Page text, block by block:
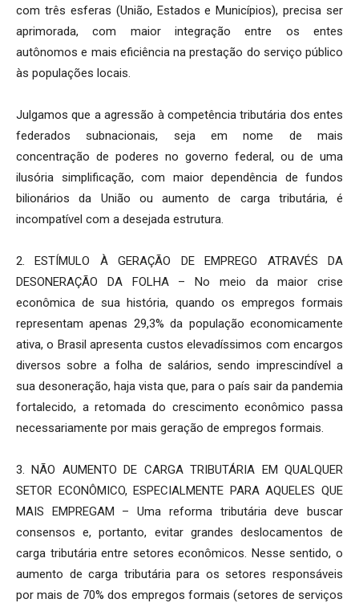
com três esferas (União, Estados e Municípios), precisa ser
aprimorada, com maior integração entre os entes
autônomos e mais eficiência na prestação do serviço público
às populações locais.
Julgamos que a agressão à competência tributária dos entes
federados subnacionais, seja em nome de mais
concentração de poderes no governo federal, ou de uma
ilusória simplificação, com maior dependência de fundos
bilionários da União ou aumento de carga tributária, é
incompatível com a desejada estrutura.
2. ESTÍMULO À GERAÇÃO DE EMPREGO ATRAVÉS DA
DESONERAÇÃO DA FOLHA – No meio da maior crise
econômica de sua história, quando os empregos formais
representam apenas 29,3% da população economicamente
ativa, o Brasil apresenta custos elevadíssimos com encargos
diversos sobre a folha de salários, sendo imprescindível a
sua desoneração, haja vista que, para o país sair da pandemia
fortalecido, a retomada do crescimento econômico passa
necessariamente por mais geração de empregos formais.
3. NÃO AUMENTO DE CARGA TRIBUTÁRIA EM QUALQUER
SETOR ECONÔMICO, ESPECIALMENTE PARA AQUELES QUE
MAIS EMPREGAM – Uma reforma tributária deve buscar
consensos e, portanto, evitar grandes deslocamentos de
carga tributária entre setores econômicos. Nesse sentido, o
aumento de carga tributária para os setores responsáveis
por mais de 70% dos empregos formais (setores de serviços